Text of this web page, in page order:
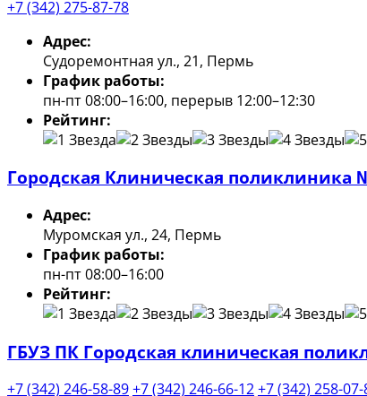
+7 (342) 275-87-78
Адрес:
Судоремонтная ул., 21, Пермь
График работы:
пн-пт 08:00–16:00, перерыв 12:00–12:30
Рейтинг:
Городская Клиническая поликлиника
Адрес:
Муромская ул., 24, Пермь
График работы:
пн-пт 08:00–16:00
Рейтинг:
ГБУЗ ПК Городская клиническая
+7 (342) 246-58-89+7 (342) 246-66-12+7 (342) 258-